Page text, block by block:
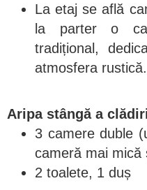
La etaj se află
la parter o
tradițional,
atmosfera rustică.
Aripa stângă a
3 camere duble
cameră mai mică
2 toalete, 1 duș